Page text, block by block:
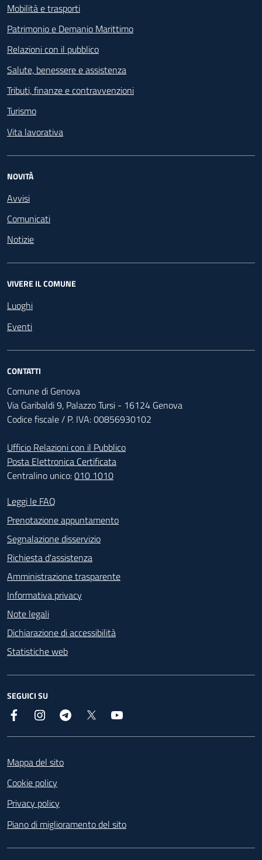
Mobilità e trasporti
Patrimonio e Demanio Marittimo
Relazioni con il pubblico
Salute, benessere e assistenza
Tributi, finanze e contravvenzioni
Turismo
Vita lavorativa
NOVITÀ
Avvisi
Comunicati
Notizie
VIVERE IL COMUNE
Luoghi
Eventi
CONTATTI
Comune di Genova
Via Garibaldi 9, Palazzo Tursi - 16124 Genova
Codice fiscale / P. IVA: 00856930102
Ufficio Relazioni con il Pubblico
Posta Elettronica Certificata
Centralino unico:010 1010
Footer - Contatti
Leggi le FAQ
Prenotazione appuntamento
Segnalazione disservizio
Richiesta d'assistenza
Amministrazione trasparente
Informativa privacy
Note legali
Dichiarazione di accessibilità
Statistiche web
SEGUICI SU
Facebook InstagramTelegram
Mappa del sito
Cookie policy
Privacy policy
Piano di miglioramento del sito